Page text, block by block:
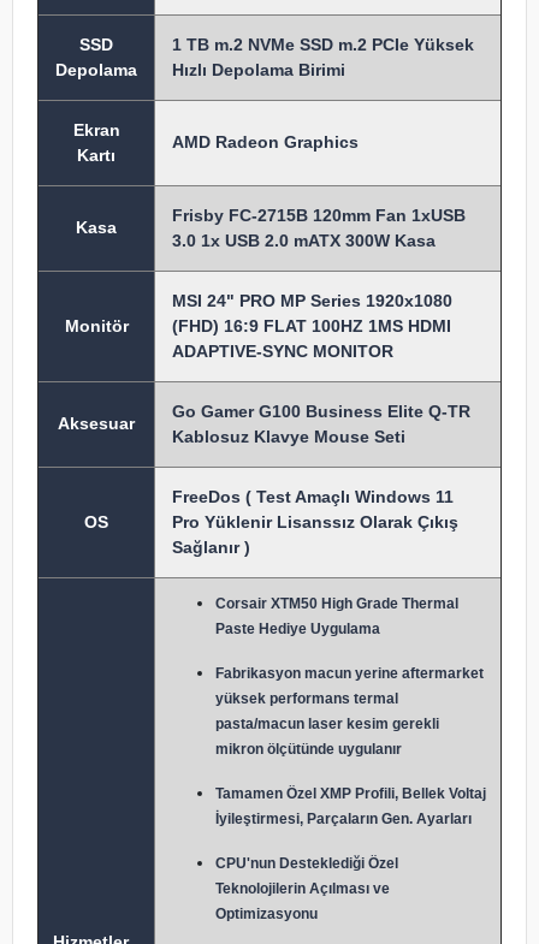
SSD
Depolama
1 TB m.2 NVMe SSD m.2 PCIe Yüksek
Hızlı Depolama Birimi
Ekran
Kartı
AMD Radeon Graphics
Kasa
Frisby FC-2715B 120mm Fan 1xUSB
3.0 1x USB 2.0 mATX 300W Kasa
Monitör
MSI 24" PRO MP Series 1920x1080
(FHD) 16:9 FLAT 100HZ 1MS HDMI
ADAPTIVE-SYNC MONITOR
Aksesuar
Go Gamer G100 Business Elite Q-TR
Kablosuz Klavye Mouse Seti
OS
FreeDos ( Test Amaçlı Windows 11
Pro Yüklenir Lisanssız Olarak Çıkış
Sağlanır )
Corsair XTM50 High Grade Thermal
Paste Hediye Uygulama
Fabrikasyon macun yerine aftermarket
yüksek performans termal
pasta/macun laser kesim gerekli
mikron ölçütünde uygulanır
Tamamen Özel XMP Profili, Bellek Voltaj
İyileştirmesi, Parçaların Gen. Ayarları
CPU'nun Desteklediği Özel
Teknolojilerin Açılması ve
Optimizasyonu